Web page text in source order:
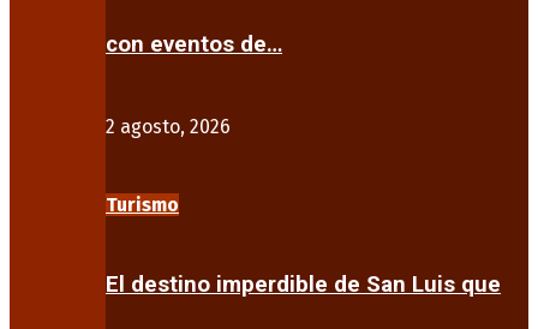
con eventos de…
2 agosto, 2026
Turismo
El destino imperdible de San Luis que